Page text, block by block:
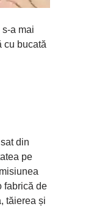
a mai
cu bucată
din
pe
fabrică de
tăierea și